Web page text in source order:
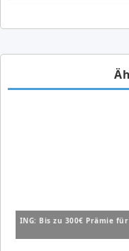
ING: Bis zu 300€ Prämie